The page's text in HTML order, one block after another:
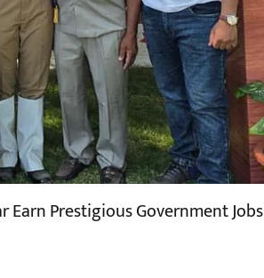
Prestigious Government Jobs